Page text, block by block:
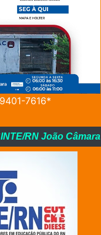
7616*
RN João Câmara